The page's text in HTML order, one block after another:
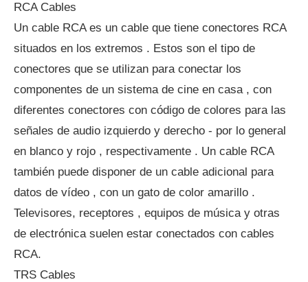
RCA Cables
Un cable RCA es un cable que tiene conectores RCA
situados en los extremos . Estos son el tipo de
conectores que se utilizan para conectar los
componentes de un sistema de cine en casa , con
diferentes conectores con código de colores para las
señales de audio izquierdo y derecho - por lo general
en blanco y rojo , respectivamente . Un cable RCA
también puede disponer de un cable adicional para
datos de vídeo , con un gato de color amarillo .
Televisores, receptores , equipos de música y otras
de electrónica suelen estar conectados con cables
RCA.
TRS Cables